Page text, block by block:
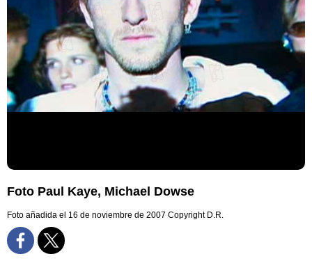
Foto Paul Kaye, Michael Dowse
Foto añadida el 16 de noviembre de 2007 Copyright D.R.